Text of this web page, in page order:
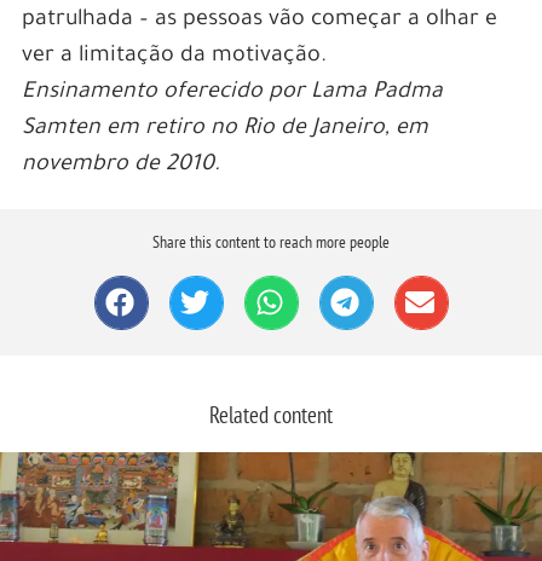
patrulhada – as pessoas vão começar a olhar e
ver a limitação da motivação.
Ensinamento oferecido por Lama Padma
Samten em retiro no Rio de Janeiro, em
novembro de 2010.
Share this content to reach more people
Related content